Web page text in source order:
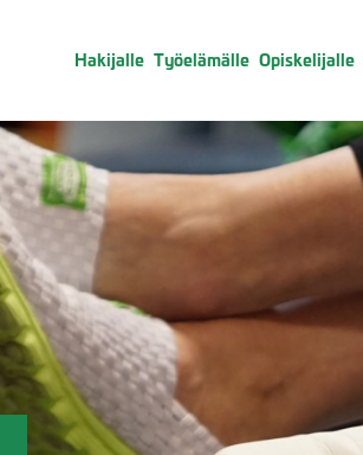
Hakijalle Työelämälle Opiskelijalle